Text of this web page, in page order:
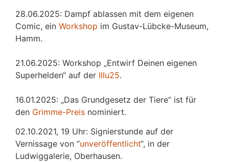
28.06.2025: Dampf ablassen mit dem eigenen
Comic, ein Workshop im Gustav-Lübcke-Museum,
Hamm.
21.06.2025: Workshop „Entwirf Deinen eigenen
Superhelden“ auf der Illu25.
16.01.2025: „Das Grundgesetz der Tiere“ ist für
den Grimme-Preis nominiert.
02.10.2021, 19 Uhr: Signierstunde auf der
Vernissage von “unveröffentlicht“, in der
Ludwiggalerie, Oberhausen.